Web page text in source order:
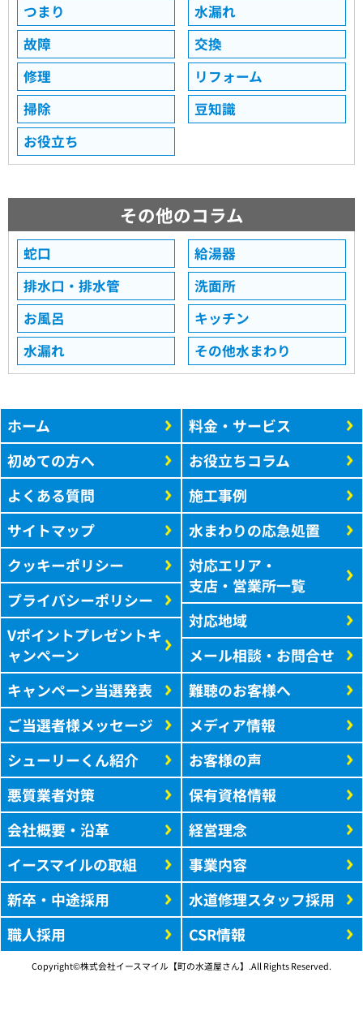
つまり
水漏れ
故障
交換
修理
リフォーム
掃除
豆知識
お役立ち
その他のコラム
蛇口
給湯器
排水口・排水管
洗面所
お風呂
キッチン
水漏れ
その他水まわり
ホーム
初めての方へ
よくある質問
サイトマップ
クッキーポリシー
プライバシーポリシー
Vポイントプレゼントキ
ャンペーン
キャンペーン当選発表
ご当選者様メッセージ
シューリーくん紹介
悪質業者対策
会社概要・沿革
イースマイルの取組
新卒・中途採用
職人採用
料金・サービス
お役立ちコラム
施工事例
水まわりの応急処置
対応エリア・
支店・営業所一覧
対応地域
メール相談・お問合せ
難聴のお客様へ
メディア情報
お客様の声
保有資格情報
経営理念
事業内容
水道修理スタッフ採用
CSR情報
Copyright©株式会社イースマイル【町の水道屋さん】.All Rights Reserved.